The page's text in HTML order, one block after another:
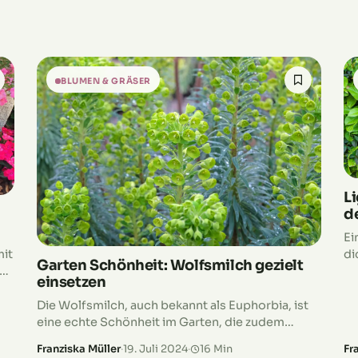
BLUMEN & GRÄSER
Garten Schönheit: Wolfsmilch gezielt
einsetzen
Die Wolfsmilch, auch bekannt als Euphorbia, ist
eine echte Schönheit im Garten, die zudem
Franziska Müller·19. Juli 2024· 16 Min